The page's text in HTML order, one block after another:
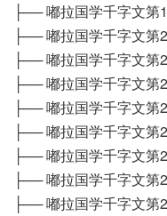
├── 嘟拉国学千字文第
├── 嘟拉国学千字文第
├── 嘟拉国学千字文第
├── 嘟拉国学千字文第
├── 嘟拉国学千字文第
├── 嘟拉国学千字文第
├── 嘟拉国学千字文第
├── 嘟拉国学千字文第
├── 嘟拉国学千字文第